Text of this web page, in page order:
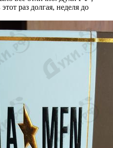
раз долгая, неделя до